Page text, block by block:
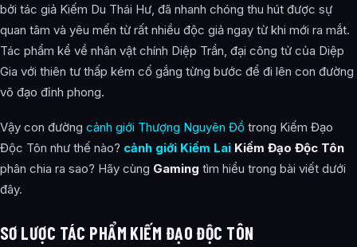
bởi tác giả Kiếm Du Thái Hư, đã nhanh chóng thu hút được sự
quan tâm và yêu mến từ rất nhiều độc giả ngay từ khi mới ra mắt.
Tác phẩm kể về nhân vật chính Diệp Trần, đại công tử của Diệp
Gia với thiên tư thấp kém cố gắng từng bước để đi lên con đường
võ đạo đỉnh phong.
Vậy con đường cảnh giới Thượng Nguyên Đồ trong Kiếm Đạo
Độc Tôn như thế nào? cảnh giới Kiếm Lai Kiếm Đạo Độc Tôn
phân chia ra sao? Hãy cùng Gaming tìm hiểu trong bài viết dưới
đây.
SƠ LƯỢC TÁC PHẨM KIẾM ĐẠO ĐỘC TÔN